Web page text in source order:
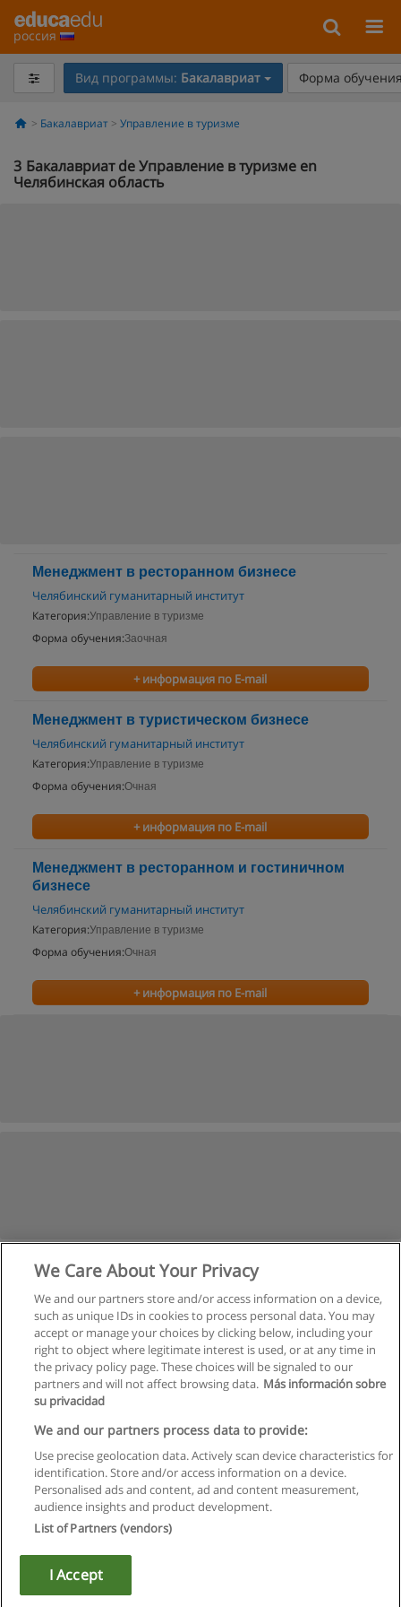
россия
Вид программы: Бакалавриат Форма
Бакалавриат Управление в туризме
3 Бакалавриат de Управление в туризме en
Челябинская область
Менеджмент в ресторанном бизнесе
Челябинский гуманитарный институт
Категория:Управление в туризме
Форма обучения:Заочная
+ информация по E-mail
Менеджмент в туристическом бизнесе
Челябинский гуманитарный институт
Категория:Управление в туризме
Форма обучения:Очная
+ информация по E-mail
Менеджмент в ресторанном и гостиничном
бизнесе
Челябинский гуманитарный институт
Категория:Управление в туризме
Форма обучения:Очная
+ информация по E-mail
Правила пользования
Конфиденциальность информации
Напишите Educaedu
Copyright © Educaedu Business S.L. - CIF : B-95610580: -
We Care About Your Privacy
We and our partners store and/or access information on a device,
such as unique IDs in cookies to process personal data. You may
accept or manage your choices by clicking below, including your
right to object where legitimate interest is used, or at any time in
the privacy policy page. These choices will be signaled to our
partners and will not affect browsing data. Más información sobre
su privacidad
We and our partners process data to provide:
Use precise geolocation data. Actively scan device characteristics for
identification. Store and/or access information on a device.
Personalised ads and content, ad and content measurement,
audience insights and product development.
List of Partners (vendors)
I Accept